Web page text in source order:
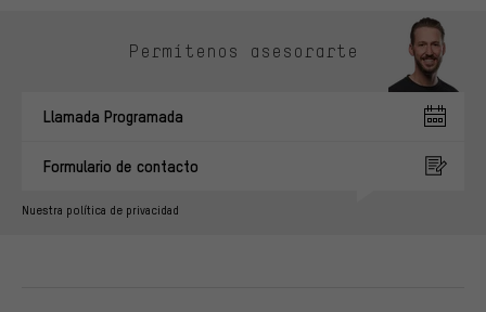
Permítenos asesorarte
Llamada Programada
Formulario de contacto
Nuestra política de privacidad